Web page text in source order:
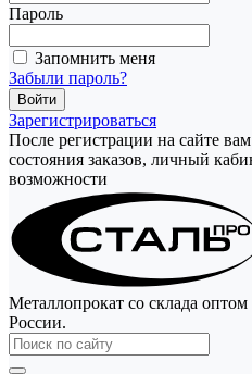
Пароль
Запомнить меня
Забыли пароль?
Зарегистрироваться
После регистрации на сайте
состояния заказов, личный
возможности
Металлопрокат со склада
России.